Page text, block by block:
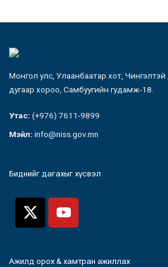
Монгол улс, Улаанбаатар хот, Чингэлтэй
дугаар хороо, Самбуугийн гудамж-18.
Утас: (+976) 7611-9899
Мэйл: info@niss.gov.mn
Биднийг дагахыг хүсвэл
Ажилд орох & хамтран ажиллах